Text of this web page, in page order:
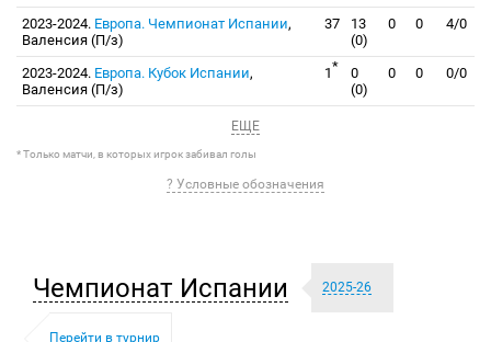
2023-2024. Европа. Чемпионат Испании,
Валенсия (П/з)
37
13
(0)
0 0 4/0
2023-2024. Европа. Кубок Испании,
Валенсия (П/з)
1*
0
(0)
0 0 0/0
ЕЩЕ
* Только матчи, в которых игрок забивал голы
? Условные обозначения
Чемпионат Испании 2025-26
Перейти в турнир